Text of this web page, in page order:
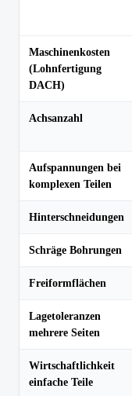
Maschinenkosten
(Lohnfertigung
DACH)
Achsanzahl
Aufspannungen bei
komplexen Teilen
Hinterschneidungen
Schräge Bohrungen
Freiformflächen
Lagetoleranzen
mehrere Seiten
Wirtschaftlichkeit
einfache Teile